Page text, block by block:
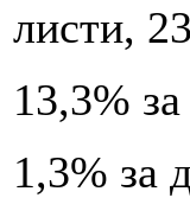
листи,
13,3%
1,3% за